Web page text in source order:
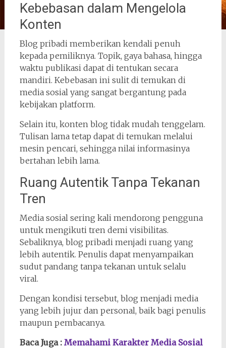
Kebebasan dalam Mengelola
Konten
Blog pribadi memberikan kendali penuh
kepada pemiliknya. Topik, gaya bahasa, hingga
waktu publikasi dapat di tentukan secara
mandiri. Kebebasan ini sulit di temukan di
media sosial yang sangat bergantung pada
kebijakan platform.
Selain itu, konten blog tidak mudah tenggelam.
Tulisan lama tetap dapat di temukan melalui
mesin pencari, sehingga nilai informasinya
bertahan lebih lama.
Ruang Autentik Tanpa Tekanan
Tren
Media sosial sering kali mendorong pengguna
untuk mengikuti tren demi visibilitas.
Sebaliknya, blog pribadi menjadi ruang yang
lebih autentik. Penulis dapat menyampaikan
sudut pandang tanpa tekanan untuk selalu
viral.
Dengan kondisi tersebut, blog menjadi media
yang lebih jujur dan personal, baik bagi penulis
maupun pembacanya.
Baca Juga : Memahami Karakter Media Sosial